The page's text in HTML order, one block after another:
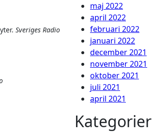
Sveriges Radio
maj 2022
april 2022
februari 2022
januari 2022
december 2021
november 2021
oktober 2021
juli 2021
april 2021
Kategorier